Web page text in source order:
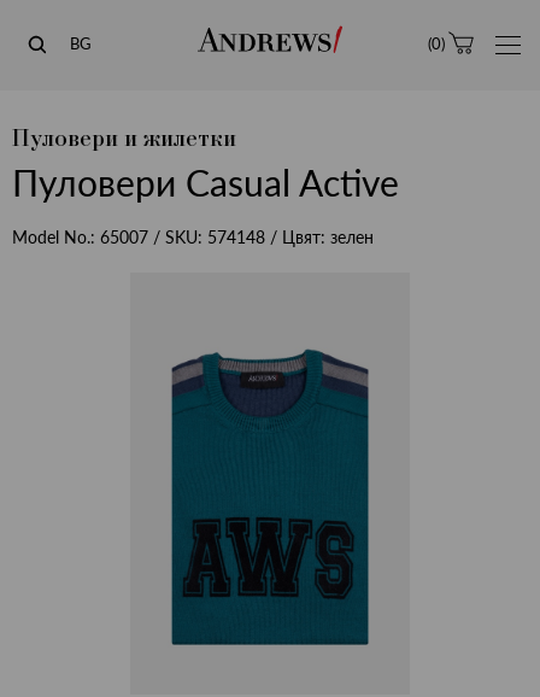
Andrews
BG (0)
Пуловери и жилетки
Пуловери Casual Active
Model No.: 65007 / SKU: 574148 / Цвят: зелен